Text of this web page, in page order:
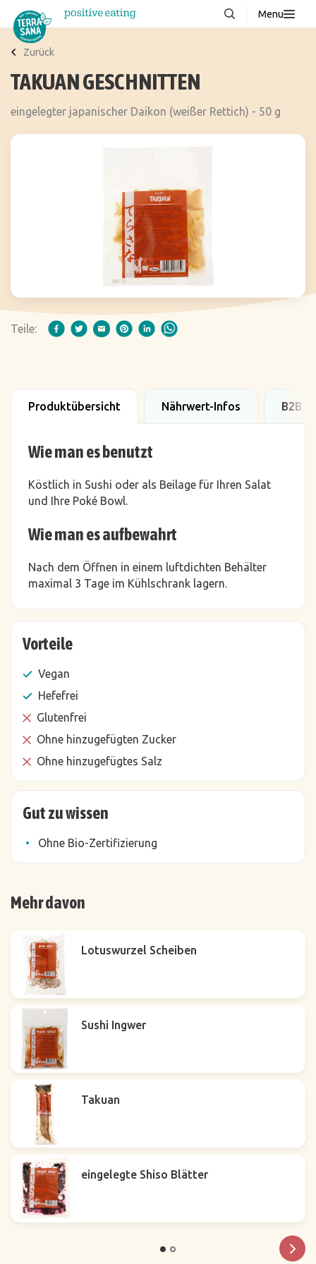
Menu
Über uns
Wissenswertes
Zurück
TAKUAN GESCHNITTEN
eingelegter japanischer Daikon (weißer Rettich) - 50 g
Teile:
Produktübersicht Nährwert-Infos B2B
Wie man es benutzt
Köstlich in Sushi oder als Beilage für Ihren Salat
und Ihre Poké Bowl.
Wie man es aufbewahrt
Nach dem Öffnen in einem luftdichten Behälter
maximal 3 Tage im Kühlschrank lagern.
Vorteile
Vegan
Hefefrei
Glutenfrei
Ohne hinzugefügten Zucker
Ohne hinzugefügtes Salz
Gut zu wissen
Ohne Bio-Zertifizierung
Mehr davon
Lotuswurzel Scheiben
Sushi Ingwer
Takuan
eingelegte Shiso Blätter